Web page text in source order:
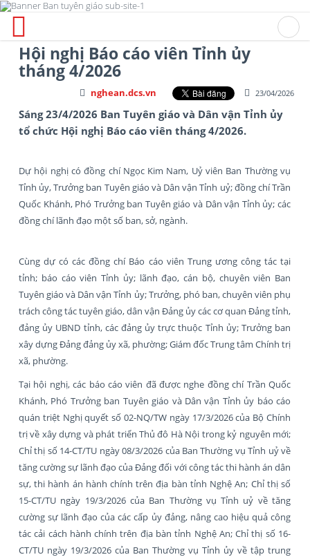
Hội nghị Báo cáo viên Tỉnh ủy
tháng 4/2026
23/04/2026
nghean.dcs.vn
Sáng 23/4/2026 Ban Tuyên giáo và Dân vận Tỉnh ủy
tổ chức Hội nghị Báo cáo viên tháng 4/2026.
Dự hội nghị có đồng chí Ngọc Kim Nam, Uỷ viên Ban Thường vụ
Tỉnh ủy, Trưởng ban Tuyên giáo và Dân vận Tỉnh uỷ; đồng chí Trần
Quốc Khánh, Phó Trưởng ban Tuyên giáo và Dân vận Tỉnh ủy; các
đồng chí lãnh đạo một số ban, sở, ngành.
Cùng dự có các đồng chí Báo cáo viên Trung ương công tác tại
tỉnh; báo cáo viên Tỉnh ủy; lãnh đạo, cán bộ, chuyên viên Ban
Tuyên giáo và Dân vận Tỉnh ủy; Trưởng, phó ban, chuyên viên phụ
trách công tác tuyên giáo, dân vận Đảng ủy các cơ quan Đảng tỉnh,
đảng ủy UBND tỉnh, các đảng ủy trực thuộc Tỉnh ủy; Trưởng ban
xây dựng Đảng đảng ủy xã, phường; Giám đốc Trung tâm Chính trị
xã, phường.
Tại hội nghị, các báo cáo viên đã được nghe đồng chí Trần Quốc
Khánh, Phó Trưởng ban Tuyên giáo và Dân vận Tỉnh ủy báo cáo
quán triệt Nghị quyết số 02-NQ/TW ngày 17/3/2026 của Bộ Chính
trị về xây dựng và phát triển Thủ đô Hà Nội trong kỷ nguyên mới;
Chỉ thị số 14-CT/TU ngày 08/3/2026 của Ban Thường vụ Tỉnh uỷ về
tăng cường sự lãnh đạo của Đảng đối với công tác thi hành án dân
sự, thi hành án hành chính trên địa bàn tỉnh Nghệ An; Chỉ thị số
15-CT/TU ngày 19/3/2026 của Ban Thường vụ Tỉnh uỷ về tăng
cường sự lãnh đạo của các cấp ủy đảng, nâng cao hiệu quả công
tác cải cách hành chính trên địa bàn tỉnh Nghệ An; Chỉ thị số 16-
CT/TU ngày 19/3/2026 của Ban Thường vụ Tỉnh ủy về tập trung